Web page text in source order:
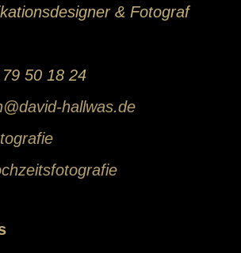
& Fotograf
50 18 24
hallwas.de